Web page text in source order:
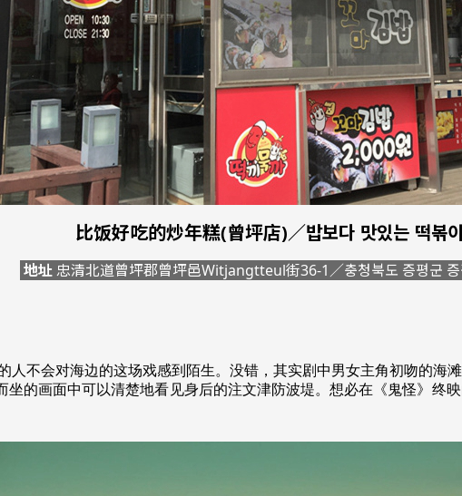
比饭好吃的炒年糕(曾坪店)／밥보다 맛있는 떡볶이
地址忠清北道曾坪郡曾坪邑Witjangtteul街36-1／충청북도 증평군 증
不会对海边的这场戏感到陌生。没错，其实剧中男女主角初吻的海
坐的画面中可以清楚地看见身后的注文津防波堤。想必在《鬼怪》终